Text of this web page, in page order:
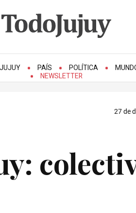
JUJUY PAÍS POLÍTICA
NEWSLETTER
27 de